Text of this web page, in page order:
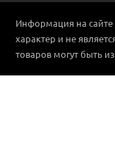
Информация на сайте
характер и не
товаров могут быть